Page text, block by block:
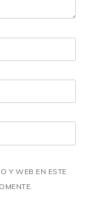
Y WEB EN ESTE